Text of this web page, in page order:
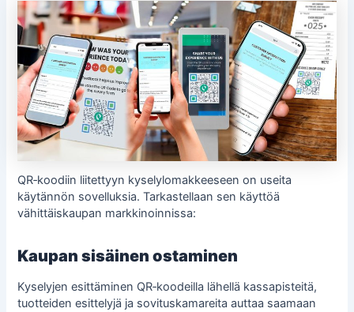
QR‑koodiin liitettyyn kyselylomakkeeseen on useita
käytännön sovelluksia. Tarkastellaan sen käyttöä
vähittäiskaupan markkinoinnissa:
Kaupan sisäinen ostaminen
Kyselyjen esittäminen QR‑koodeilla lähellä kassapisteitä,
tuotteiden esittelyjä ja sovituskamareita auttaa saamaan